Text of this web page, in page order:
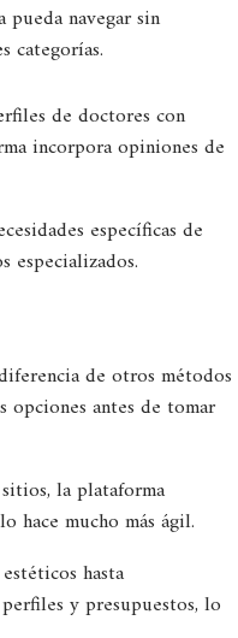
navegar sin
categorías.
de doctores con
incorpora opiniones de
específicas de
especializados.
de otros métodos
opciones antes de tomar
la plataforma
hace mucho más ágil.
hasta
y presupuestos, lo